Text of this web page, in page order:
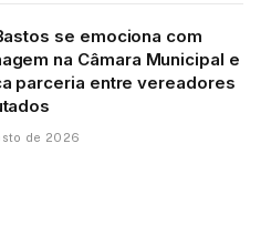
se emociona com
na Câmara Municipal e
parceria entre vereadores
de 2026